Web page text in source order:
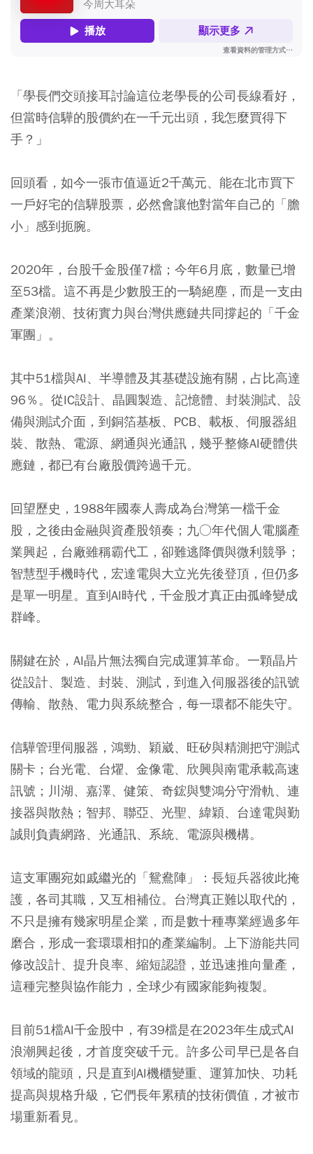
「學長們交頭接耳討論這位老學長的公司長線看好，
但當時信驊的股價約在一千元出頭，我怎麼買得下
手？」
回頭看，如今一張市值逼近2千萬元、能在北市買下
一戶好宅的信驊股票，必然會讓他對當年自己的「膽
小」感到扼腕。
2020年，台股千金股僅7檔；今年6月底，數量已增
至53檔。這不再是少數股王的一騎絕塵，而是一支由
產業浪潮、技術實力與台灣供應鏈共同撐起的「千金
軍團」。
其中51檔與AI、半導體及其基礎設施有關，占比高達
96％。從IC設計、晶圓製造、記憶體、封裝測試、設
備與測試介面，到銅箔基板、PCB、載板、伺服器組
裝、散熱、電源、網通與光通訊，幾乎整條AI硬體供
應鏈，都已有台廠股價跨過千元。
回望歷史，1988年國泰人壽成為台灣第一檔千金
股，之後由金融與資產股領奏；九○年代個人電腦產
業興起，台廠雖稱霸代工，卻難逃降價與微利競爭；
智慧型手機時代，宏達電與大立光先後登頂，但仍多
是單一明星。直到AI時代，千金股才真正由孤峰變成
群峰。
關鍵在於，AI晶片無法獨自完成運算革命。一顆晶片
從設計、製造、封裝、測試，到進入伺服器後的訊號
傳輸、散熱、電力與系統整合，每一環都不能失守。
信驊管理伺服器，鴻勁、穎崴、旺矽與精測把守測試
關卡；台光電、台燿、金像電、欣興與南電承載高速
訊號；川湖、嘉澤、健策、奇鋐與雙鴻分守滑軌、連
接器與散熱；智邦、聯亞、光聖、緯穎、台達電與勤
誠則負責網路、光通訊、系統、電源與機構。
這支軍團宛如戚繼光的「鴛鴦陣」：長短兵器彼此掩
護，各司其職，又互相補位。台灣真正難以取代的，
不只是擁有幾家明星企業，而是數十種專業經過多年
磨合，形成一套環環相扣的產業編制。上下游能共同
修改設計、提升良率、縮短認證，並迅速推向量產，
這種完整與協作能力，全球少有國家能夠複製。
目前51檔AI千金股中，有39檔是在2023年生成式AI
浪潮興起後，才首度突破千元。許多公司早已是各自
領域的龍頭，只是直到AI機櫃變重、運算加快、功耗
提高與規格升級，它們長年累積的技術價值，才被市
場重新看見。